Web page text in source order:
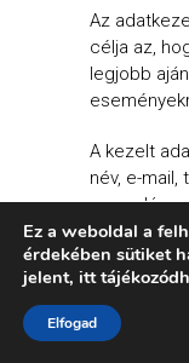
Az
célja az,
legjobb
A kezelt
név, e-
megadása
Az
A
Ez a weboldal a
érdekében sütiket
jelent, itt
Elfogad